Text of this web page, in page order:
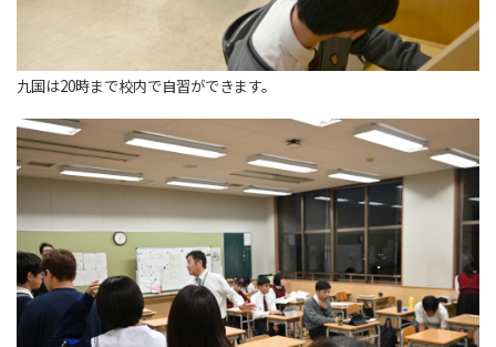
九国は20時まで校内で自習ができます。